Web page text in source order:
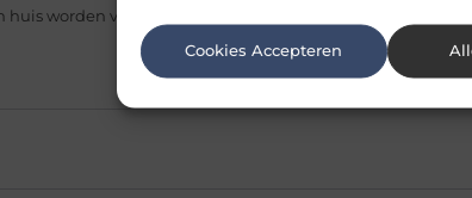
Cookies Accepteren
worden vaak vergeten als het gaat om het creëren...